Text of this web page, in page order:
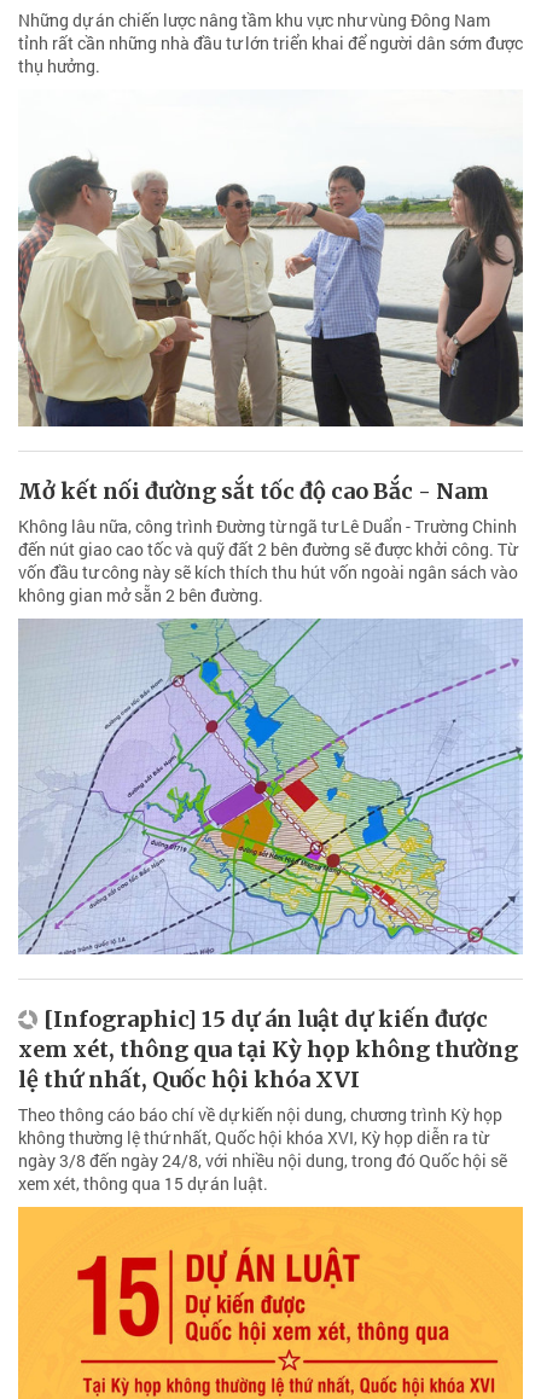
Những dự án chiến lược nâng tầm khu vực như vùng Đông Nam
tỉnh rất cần những nhà đầu tư lớn triển khai để người dân sớm được
thụ hưởng.
Mở kết nối đường sắt tốc độ cao Bắc - Nam
Không lâu nữa, công trình Đường từ ngã tư Lê Duẩn - Trường Chinh
đến nút giao cao tốc và quỹ đất 2 bên đường sẽ được khởi công. Từ
vốn đầu tư công này sẽ kích thích thu hút vốn ngoài ngân sách vào
không gian mở sẵn 2 bên đường.
[Infographic] 15 dự án luật dự kiến được
xem xét, thông qua tại Kỳ họp không thường
lệ thứ nhất, Quốc hội khóa XVI
Theo thông cáo báo chí về dự kiến nội dung, chương trình Kỳ họp
không thường lệ thứ nhất, Quốc hội khóa XVI, Kỳ họp diễn ra từ
ngày 3/8 đến ngày 24/8, với nhiều nội dung, trong đó Quốc hội sẽ
xem xét, thông qua 15 dự án luật.